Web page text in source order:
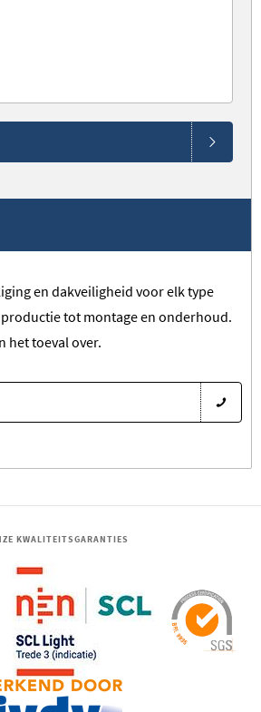
en dakveiligheid voor elk type
tot montage en onderhoud.
het toeval over.
KWALITEITSGARANTIES